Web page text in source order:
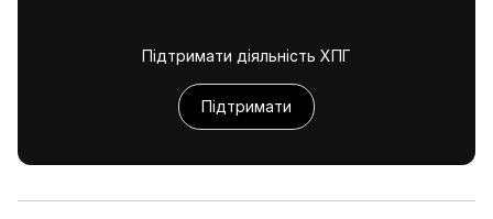
Підтримати діяльність ХПГ
Підтримати